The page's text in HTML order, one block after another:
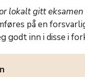
lokalt gitt eksamen
på en
inn i disse i